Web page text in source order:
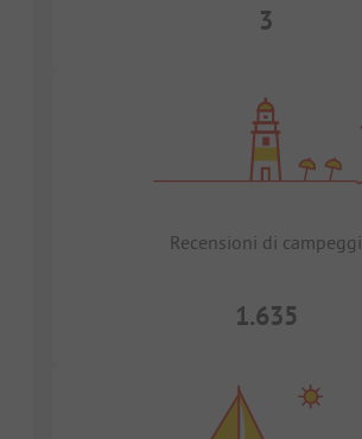
3
Recensioni di campeggi
1.635